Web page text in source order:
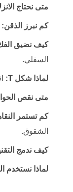
متى نحتاج
كم نبرز الذقن:
كيف نضيق
السفلي.
لماذا شكل T:
متى نقص
كم تستمر
الشقوق.
كيف ندمج
لماذا نستخدم